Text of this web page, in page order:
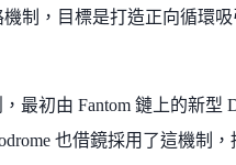
制，目標是打造正向循環吸
最初由 Fantom 鏈上的新型
也借鏡採用了這機制，